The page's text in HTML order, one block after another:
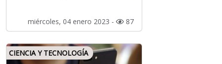
miércoles, 04 enero 2023 - 87
CIENCIA Y TECNOLOGÍA